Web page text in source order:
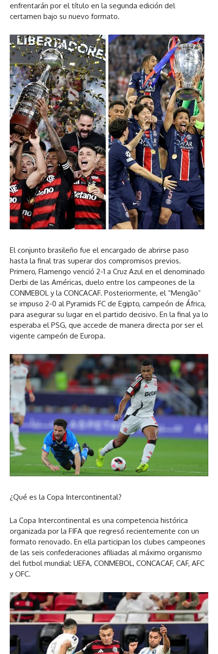
enfrentarán por el título en la segunda edición del
certamen bajo su nuevo formato.
El conjunto brasileño fue el encargado de abrirse paso
hasta la final tras superar dos compromisos previos.
Primero, Flamengo venció 2-1 a Cruz Azul en el denominado
Derbi de las Américas, duelo entre los campeones de la
CONMEBOL y la CONCACAF. Posteriormente, el “Mengão”
se impuso 2-0 al Pyramids FC de Egipto, campeón de África,
para asegurar su lugar en el partido decisivo. En la final ya lo
esperaba el PSG, que accede de manera directa por ser el
vigente campeón de Europa.
¿Qué es la Copa Intercontinental?
La Copa Intercontinental es una competencia histórica
organizada por la FIFA que regresó recientemente con un
formato renovado. En ella participan los clubes campeones
de las seis confederaciones afiliadas al máximo organismo
del futbol mundial: UEFA, CONMEBOL, CONCACAF, CAF, AFC
y OFC.